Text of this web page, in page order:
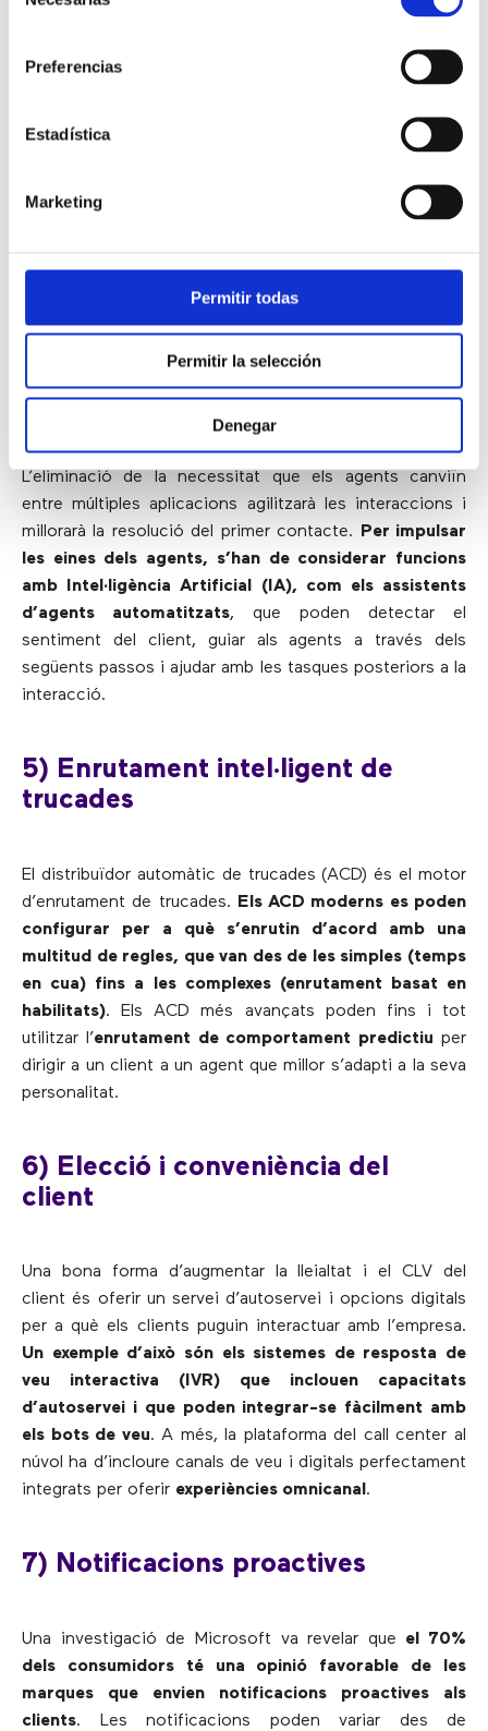
Preferencias
Estadística
Marketing
Permitir todas
Permitir la selección
Denegar
quan s’utilitzen per crear una competència amistosa
Les millors interfícies d’agents consoliden les
aplicacions per a què tot el que necessiten estigui en
center que s’integri fàcilment amb altres sistemes,
com CRM, ticketing i aplicacions de bases de dades
Això posarà l’historial del client a l’abast dels agents,
permetent-los personalitzar les interaccions. A més,
incloure una safata d’entrada universal per a una
gestió de contactes optimitzada
L’eliminació de la necessitat que els agents canviïn
entre múltiples aplicacions agilitzarà les interaccions i
millorarà la resolució del primer contacte. Per impulsar
les eines dels agents, s’han de considerar funcions
amb Intel·ligència Artificial (IA), com els assistents
d’agents automatitzats, que poden detectar el
sentiment del client, guiar als agents a través dels
següents passos i ajudar amb les tasques posteriors a la
interacció.
5) Enrutament intel·ligent de
trucades
El distribuïdor automàtic de trucades (ACD) és el motor
d’enrutament de trucades.
Els ACD moderns es poden
configurar per a què s’enrutin d’acord amb una
multitud de regles, que van des de les simples (temps
en cua) fins a les complexes (enrutament basat en
habilitats). Els ACD més avançats poden fins i tot
utilitzar l’enrutament de comportament predictiu per
dirigir a un client a un agent que millor s’adapti a la seva
personalitat.
6) Elecció i conveniència del
client
Una bona forma d’augmentar la lleialtat i el CLV del
client és oferir un servei d’autoservei i opcions digitals
per a què els clients puguin interactuar amb l’empresa.
Un exemple d’això són els sistemes de resposta de
veu interactiva (IVR) que inclouen capacitats
d’autoservei i que poden integrar-se fàcilment amb
els bots de veu. A més, la plataforma del call center al
núvol ha d’incloure canals de veu i digitals perfectament
integrats per oferir experiències omnicanal.
7) Notificacions proactives
Una investigació de Microsoft va revelar que el 70%
dels consumidors té una opinió favorable de les
marques que envien notificacions proactives als
clients. Les notificacions poden variar des de